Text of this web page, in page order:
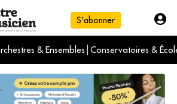
S'abonner
& Ensembles Conservatoires &
L'info du jour
Le numéro du mois
International